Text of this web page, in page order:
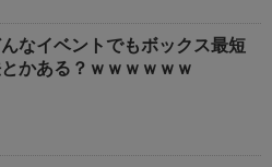
んなイベントでもボックス最短
かある？ｗｗｗｗｗｗ